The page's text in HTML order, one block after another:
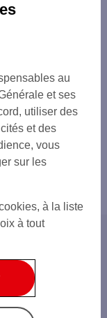
au
et ses
utiliser des
et des
vous
sur les
à la liste
à tout